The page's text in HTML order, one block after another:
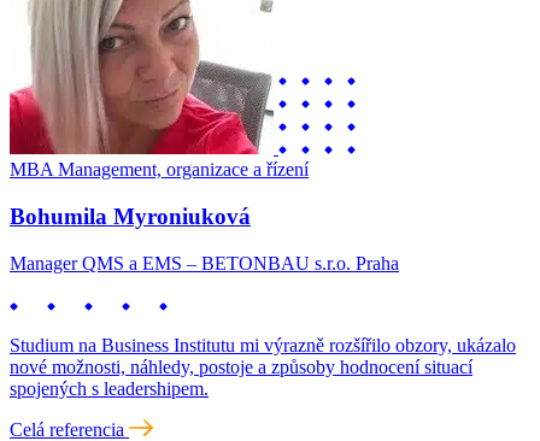
MBA Management, organizace a řízení
Bohumila Myroniuková
Manager QMS a EMS – BETONBAU s.r.o. Praha
Studium na Business Institutu mi výrazně rozšířilo obzory, ukázalo
nové možnosti, náhledy, postoje a způsoby hodnocení situací
spojených s leadershipem.
Celá referencia